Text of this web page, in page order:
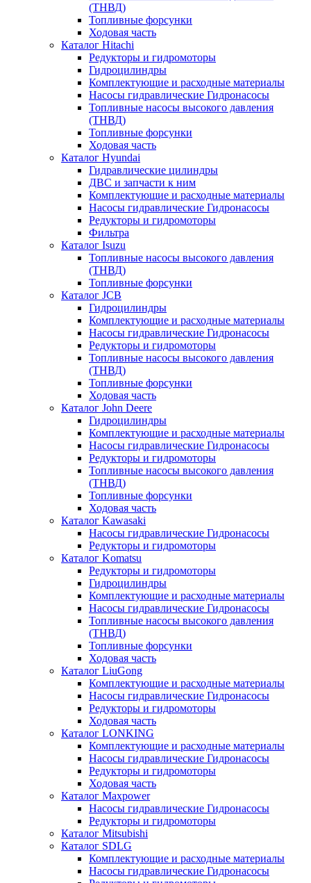
(ТНВД)
Топливные форсунки
Ходовая часть
Каталог Hitachi
Редукторы и гидромоторы
Гидроцилиндры
Комплектующие и расходные материалы
Насосы гидравлические Гидронасосы
Топливные насосы высокого давления
(ТНВД)
Топливные форсунки
Ходовая часть
Каталог Hyundai
Гидравлические цилиндры
ДВС и запчасти к ним
Комплектующие и расходные материалы
Насосы гидравлические Гидронасосы
Редукторы и гидромоторы
Фильтра
Каталог Isuzu
Топливные насосы высокого давления
(ТНВД)
Топливные форсунки
Каталог JCB
Гидроцилиндры
Комплектующие и расходные материалы
Насосы гидравлические Гидронасосы
Редукторы и гидромоторы
Топливные насосы высокого давления
(ТНВД)
Топливные форсунки
Ходовая часть
Каталог John Deere
Гидроцилиндры
Комплектующие и расходные материалы
Насосы гидравлические Гидронасосы
Редукторы и гидромоторы
Топливные насосы высокого давления
(ТНВД)
Топливные форсунки
Ходовая часть
Каталог Kawasaki
Насосы гидравлические Гидронасосы
Редукторы и гидромоторы
Каталог Komatsu
Редукторы и гидромоторы
Гидроцилиндры
Комплектующие и расходные материалы
Насосы гидравлические Гидронасосы
Топливные насосы высокого давления
(ТНВД)
Топливные форсунки
Ходовая часть
Каталог LiuGong
Комплектующие и расходные материалы
Насосы гидравлические Гидронасосы
Редукторы и гидромоторы
Ходовая часть
Каталог LONKING
Комплектующие и расходные материалы
Насосы гидравлические Гидронасосы
Редукторы и гидромоторы
Ходовая часть
Каталог Maxpower
Насосы гидравлические Гидронасосы
Редукторы и гидромоторы
Каталог Mitsubishi
Каталог SDLG
Комплектующие и расходные материалы
Насосы гидравлические Гидронасосы